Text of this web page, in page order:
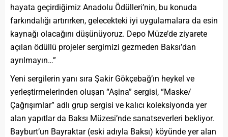
hayata geçirdiğimiz Anadolu Ödülleri’nin, bu konuda
farkındalığı artırırken, gelecekteki iyi uygulamalara da esin
kaynağı olacağını düşünüyoruz. Depo Müze’de ziyarete
açılan ödüllü projeler sergimizi gezmeden Baksı’dan
ayrılmayın…”
Yeni sergilerin yanı sıra Şakir Gökçebağ’ın heykel ve
yerleştirmelerinden oluşan “Aşina” sergisi, “Maske/
Çağrışımlar” adlı grup sergisi ve kalıcı koleksiyonda yer
alan yapıtlar da Baksı Müzesi’nde sanatseverleri bekliyor.
Bayburt’un Bayraktar (eski adıyla Baksı) köyünde yer alan